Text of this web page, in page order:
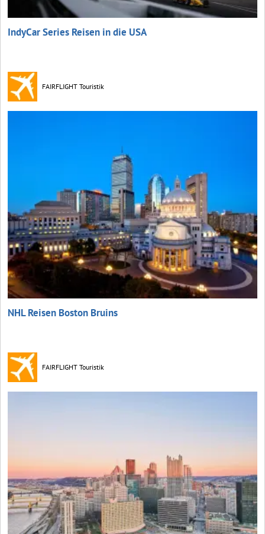
IndyCar Series Reisen in die USA
FAIRFLIGHT Touristik
NHL Reisen Boston Bruins
FAIRFLIGHT Touristik